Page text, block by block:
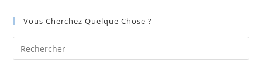
Vous Cherchez Quelque Chose ?